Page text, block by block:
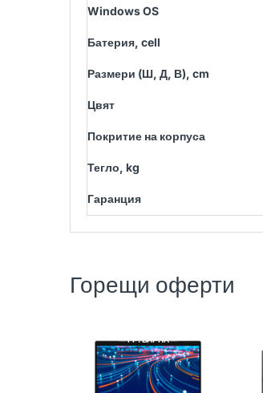
Windows OS
Батерия, cell
Размери (Ш, Д, В), cm
Цвят
Покритие на корпуса
Тегло, kg
Гаранция
Горещи оферти
ГР. ВАРНА